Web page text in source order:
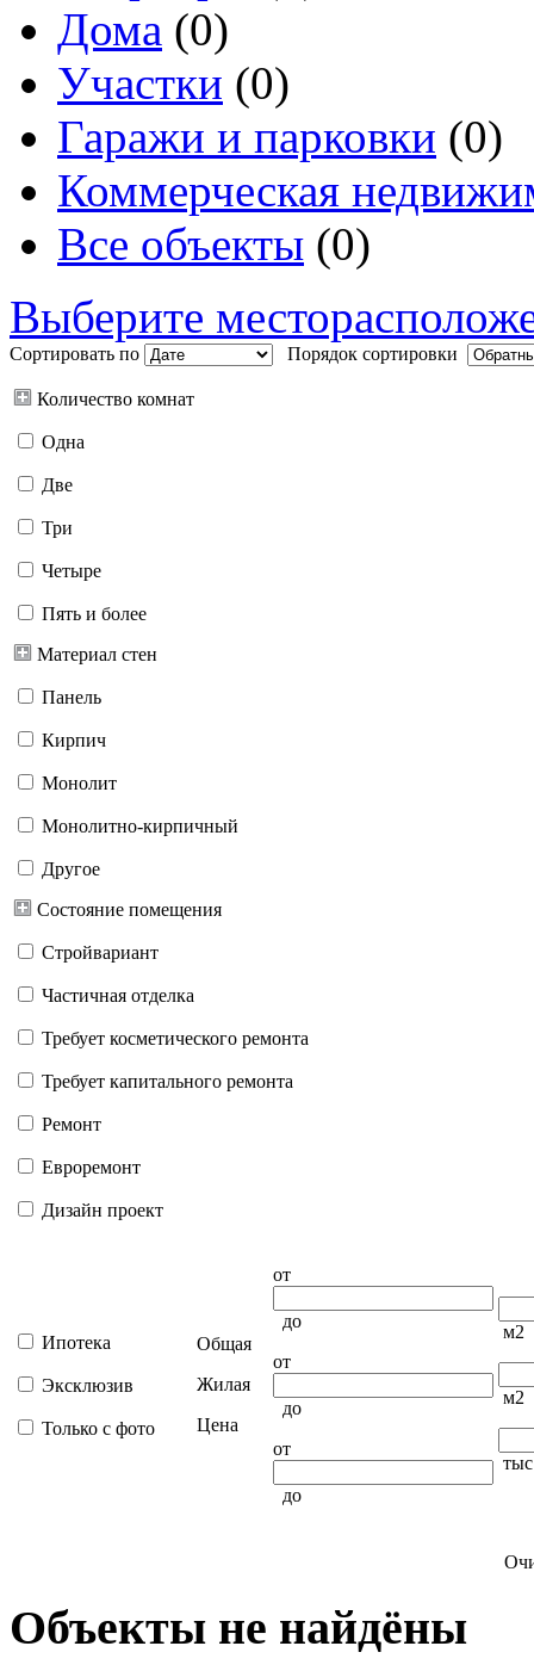
Дома (0)
Участки (0)
Гаражи и парковки (0)
Коммерческая
Все объекты (0)
Выберите
Сортировать по Порядок сортировки
Количество комнат
Одна
Две
Три
Четыре
Пять и более
Материал стен
Панель
Кирпич
Монолит
Монолитно-кирпичный
Другое
Состояние помещения
Стройвариант
Частичная отделка
Требует косметического ремонта
Требует капитального ремонта
Ремонт
Евроремонт
Дизайн проект
Ипотека
Эксклюзив
Только с фото
Общая
Жилая
Цена
от
до
от
до
от
до
м2
м2
Объекты не найдёны